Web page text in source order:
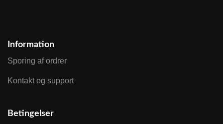
Information
Sporing af ordrer
Kontakt og support
Betingelser